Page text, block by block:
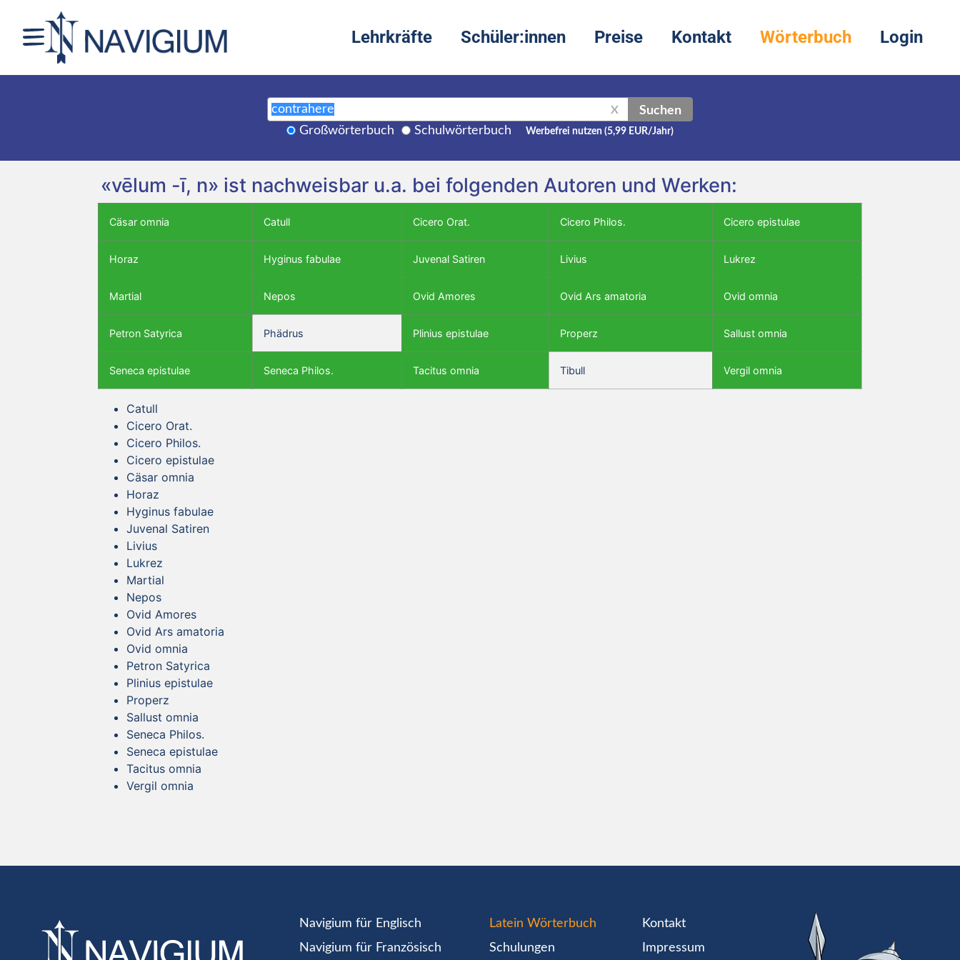
Lehrkräfte Schüler:innen Preise Kontakt Wörterbuch Login
X Suchen
Großwörterbuch Schulwörterbuch Werbefrei nutzen (5,99 EUR/Jahr)
«vēlum -ī, n» ist nachweisbar u.a. bei folgenden Autoren und Werken:
Cäsar omnia Catull Cicero Orat. Cicero Philos. Cicero epistulae
Horaz Hyginus fabulae Juvenal Satiren Livius Lukrez
Martial Nepos Ovid Amores Ovid Ars amatoria Ovid omnia
Petron Satyrica Phädrus Plinius epistulae Properz Sallust omnia
Seneca epistulae Seneca Philos. Tacitus omnia Tibull Vergil omnia
Catull
Cicero Orat.
Cicero Philos.
Cicero epistulae
Cäsar omnia
Horaz
Hyginus fabulae
Juvenal Satiren
Livius
Lukrez
Martial
Nepos
Ovid Amores
Ovid Ars amatoria
Ovid omnia
Petron Satyrica
Plinius epistulae
Properz
Sallust omnia
Seneca Philos.
Seneca epistulae
Tacitus omnia
Vergil omnia
Navigium für Englisch
Navigium für Französisch
Latein Wörterbuch
Schulungen
Kontakt
Impressum